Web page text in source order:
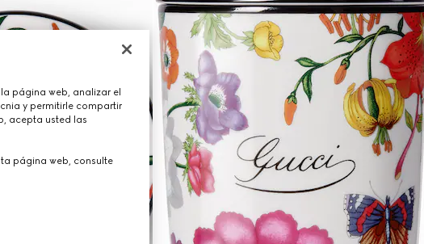
página web, analizar el
y permitirle compartir
acepta usted las
página web, consulte